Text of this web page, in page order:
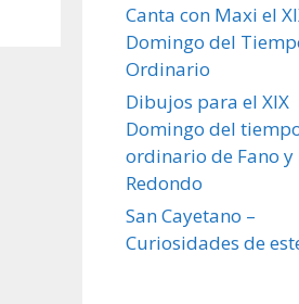
Canta con Maxi el
Domingo del
Ordinario
Dibujos para el XIX
Domingo del
ordinario de Fano
Redondo
San Cayetano –
Curiosidades de